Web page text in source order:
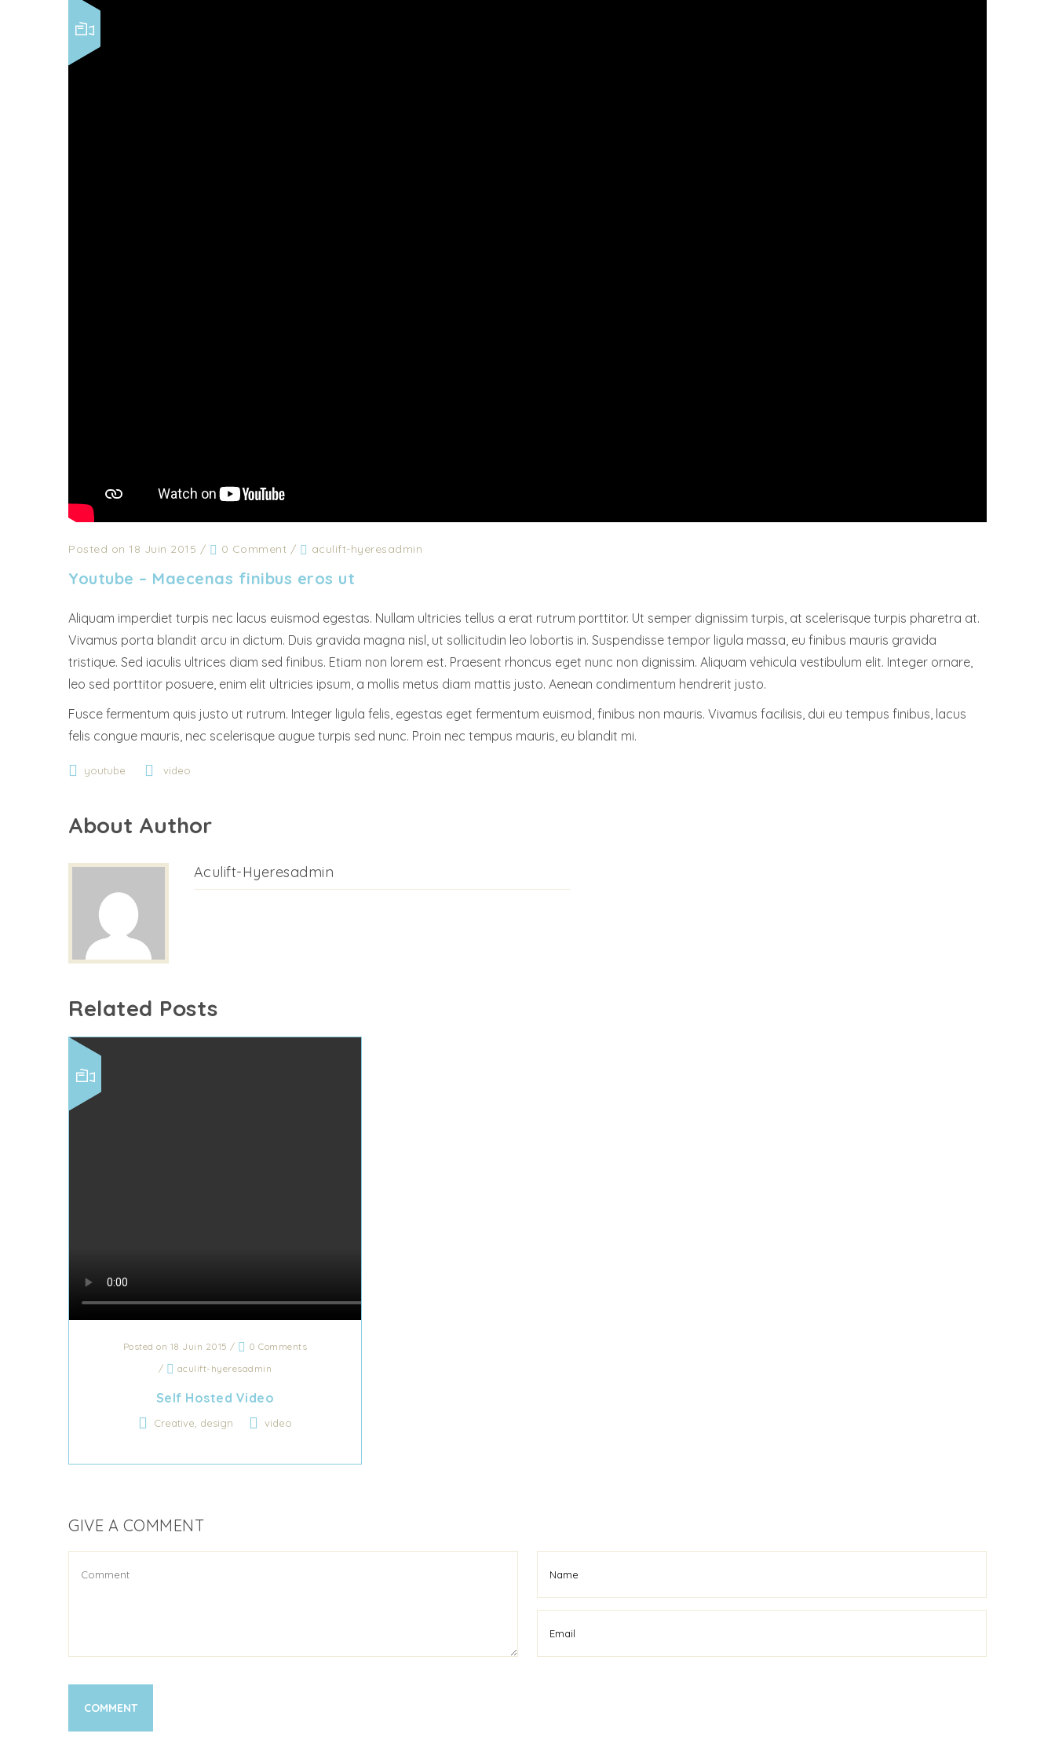
Posted on 18 Juin 2015 / 0 Comment / aculift-hyeresadmin
Youtube – Maecenas finibus eros ut
Aliquam imperdiet turpis nec lacus euismod egestas. Nullam ultricies tellus a erat rutrum porttitor. Ut semper dignissim turpis, at scelerisque turpis pharetra at.
Vivamus porta blandit arcu in dictum. Duis gravida magna nisl, ut sollicitudin leo lobortis in. Suspendisse tempor ligula massa, eu finibus mauris gravida
tristique. Sed iaculis ultrices diam sed finibus. Etiam non lorem est. Praesent rhoncus eget nunc non dignissim. Aliquam vehicula vestibulum elit. Integer ornare,
leo sed porttitor posuere, enim elit ultricies ipsum, a mollis metus diam mattis justo. Aenean condimentum hendrerit justo.
Fusce fermentum quis justo ut rutrum. Integer ligula felis, egestas eget fermentum euismod, finibus non mauris. Vivamus facilisis, dui eu tempus finibus, lacus
felis congue mauris, nec scelerisque augue turpis sed nunc. Proin nec tempus mauris, eu blandit mi.
youtube video
About Author
Aculift-Hyeresadmin
Related Posts
Posted on 18 Juin 2015 /
0 Comments
/
aculift-hyeresadmin
Self Hosted Video
Creative, design video
GIVE A COMMENT